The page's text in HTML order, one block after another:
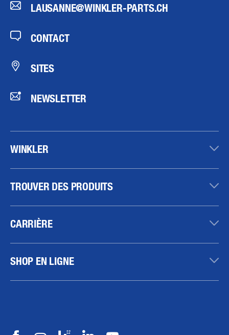
LAUSANNE@WINKLER-PARTS.CH
CONTACT
SITES
NEWSLETTER
WINKLER
TROUVER DES PRODUITS
CARRIÈRE
SHOP EN LIGNE